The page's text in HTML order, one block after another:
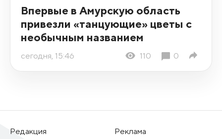
Впервые в Амурскую область
привезли «танцующие» цветы с
необычным названием
сегодня, 15:46 110 0
Редакция
Реклама